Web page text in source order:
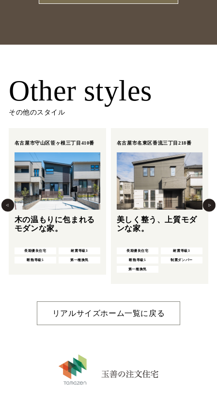
Other styles
その他のスタイル
名古屋市守山区笹ヶ根三丁目410番
木の温もりに包まれる
モダンな家。
長期優良住宅 耐震等級3
断熱等級5 第一種換気
名古屋市名東区香流三丁目218番
美しく整う、上質モダ
ンな家。
長期優良住宅 耐震等級3
断熱等級5 制震ダンパー
第一種換気
リアルサイズホーム一覧に戻る